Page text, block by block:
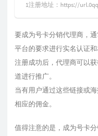
1注册地址：https://
要成为号卡分销代理商，
平台的要求进行实名认证和
注册成功后，代理商可以
道进行推广。
当有用户通过这些链接或
相应的佣金。
值得注意的是，成为号卡